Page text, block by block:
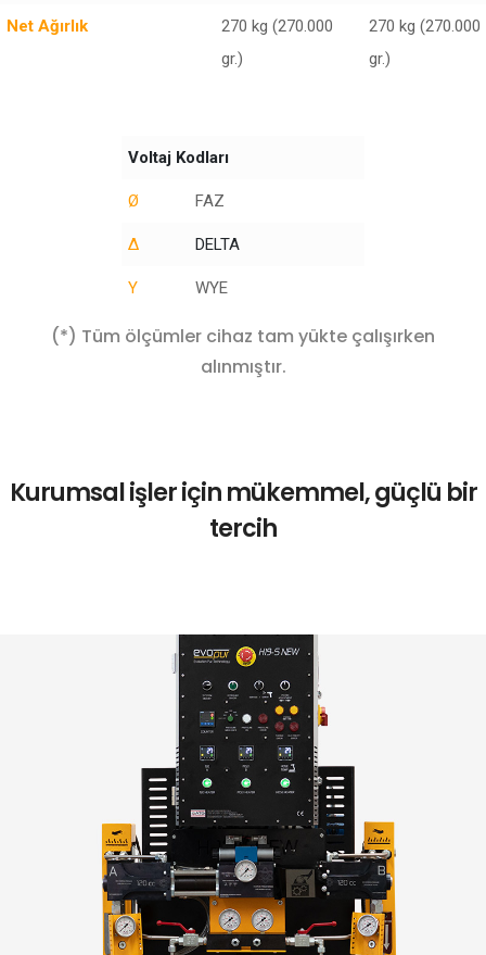
Net Ağırlık
270 kg (270.000
gr.)
270 kg (270.000
gr.)
Voltaj Kodları
Ø FAZ
Δ DELTA
Y WYE
(*) Tüm ölçümler cihaz tam yükte çalışırken
alınmıştır.
Kurumsal işler için mükemmel, güçlü bir
tercih